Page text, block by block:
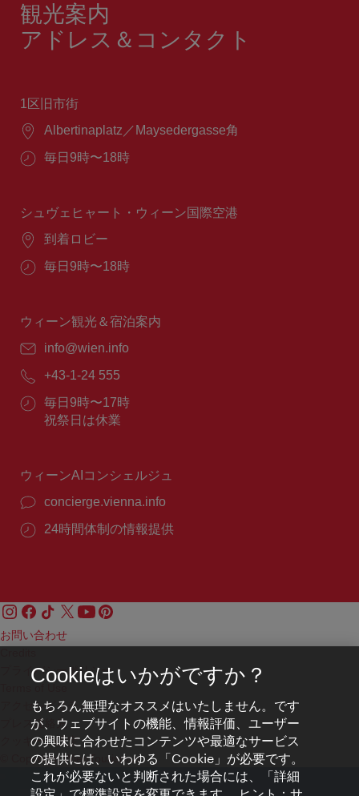
観光案内
アドレス＆コンタクト
1区旧市街
場
Albertinaplatz／Maysedergasse角
営
間：
毎日9時〜18時
シュヴェヒャート・ウィーン国際空港
場
到着ロビー
営
間：
毎日9時〜18時
ウィーン観光＆宿泊案内
E
ー
ル：
info@wien.info
電
番
号：
+43-1-24 555
営
業
毎日9時〜17時
祝祭日は休業
ウィーンAIコンシェルジュ
concierge.vienna.info
24時間体制の情報提供
お問い合わせ
プライバシーポリシー
アクセシビリティ
プレス連絡先
クッキーの設定
© Copyright WienTourismus
Cookieはいかがですか？
もちろん無理なオススメはいたしません。です
が、ウェブサイトの機能、情報評価、ユーザー
の興味に合わせたコンテンツや最適なサービス
の提供には、いわゆる「Cookie」が必要です。
これが必要ないと判断された場合には、「詳細